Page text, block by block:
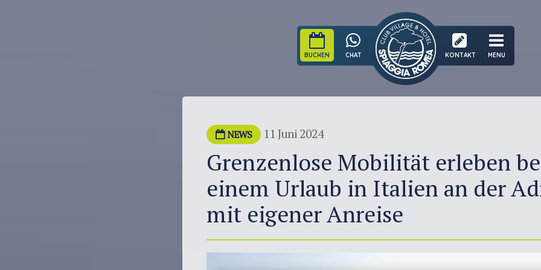
BUCHEN CHAT KONTAKT MENU
NEWS 11 Juni 2024
Grenzenlose Mobilität erleben
einem Urlaub in Italien an der
mit eigener Anreise